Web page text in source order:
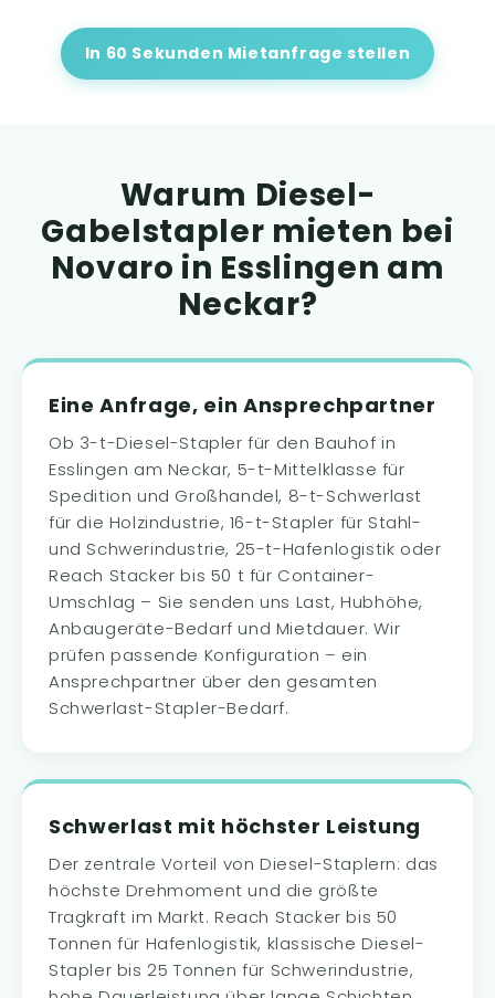
In 60 Sekunden Mietanfrage stellen
Warum Diesel-
Gabelstapler mieten bei
Novaro in Esslingen am
Neckar?
Eine Anfrage, ein Ansprechpartner
Ob 3-t-Diesel-Stapler für den Bauhof in
Esslingen am Neckar, 5-t-Mittelklasse für
Spedition und Großhandel, 8-t-Schwerlast
für die Holzindustrie, 16-t-Stapler für Stahl-
und Schwerindustrie, 25-t-Hafenlogistik oder
Reach Stacker bis 50 t für Container-
Umschlag – Sie senden uns Last, Hubhöhe,
Anbaugeräte-Bedarf und Mietdauer. Wir
prüfen passende Konfiguration – ein
Ansprechpartner über den gesamten
Schwerlast-Stapler-Bedarf.
Schwerlast mit höchster Leistung
Der zentrale Vorteil von Diesel-Staplern: das
höchste Drehmoment und die größte
Tragkraft im Markt. Reach Stacker bis 50
Tonnen für Hafenlogistik, klassische Diesel-
Stapler bis 25 Tonnen für Schwerindustrie,